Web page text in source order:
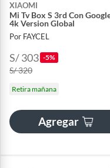
XIAOMI
Mi Tv Box S 3rd Con
4k Version Global
Por FAYCEL
S/ 303 -5%
S/ 320
Retira mañana
Agregar